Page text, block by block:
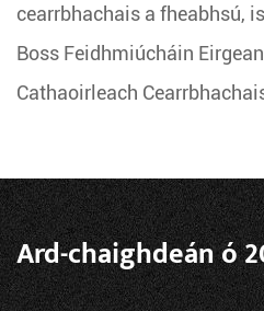
cearrbhachais a fheabhsú,
Boss Feidhmiúcháin
Cathaoirleach
Ard-chaighdeán ó